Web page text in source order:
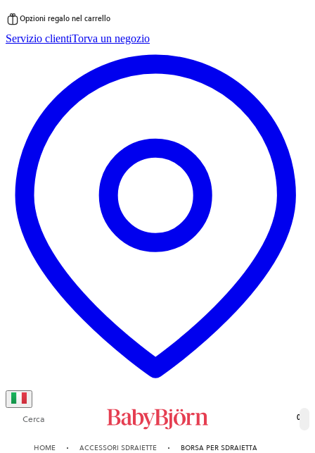
al
Opzioni regalo nel carrello
Servizio clientiTorva un negozio
Cerca 0
HOME ACCESSORI SDRAIETTE BORSA PER SDRAIETTA